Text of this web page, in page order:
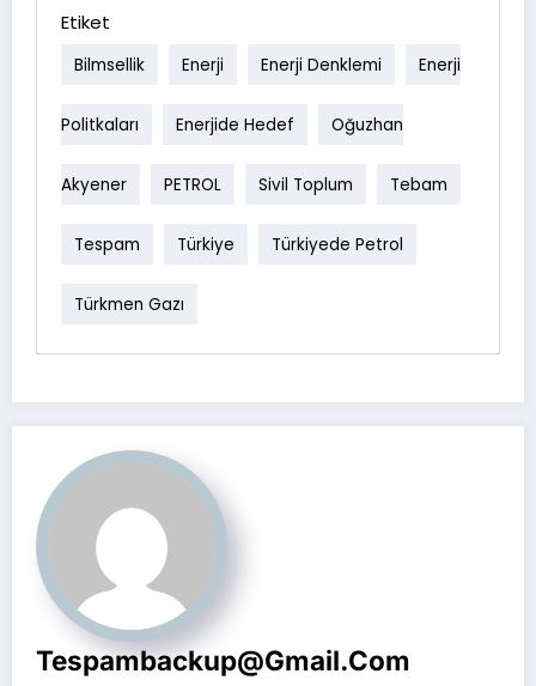
Etiket
Bilmsellik Enerji Enerji Denklemi Enerji
Politkaları Enerjide Hedef Oğuzhan
Akyener PETROL Sivil Toplum Tebam
Tespam Türkiye Türkiyede Petrol
Türkmen Gazı
Tespambackup@gmail.com